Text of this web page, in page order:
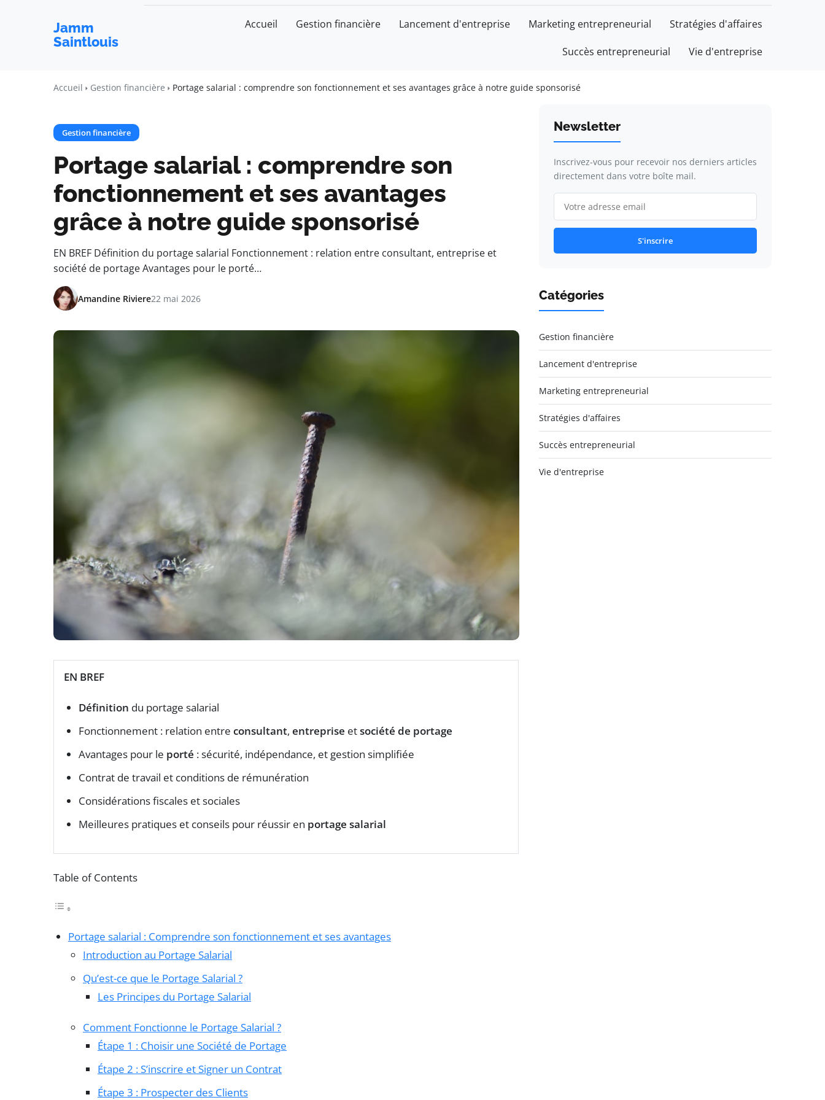
Jamm
Saintlouis
Accueil Gestion financière Lancement d'entreprise Marketing entrepreneurial Stratégies d'affaires
Succès entrepreneurial Vie d'entreprise
Accueil Gestion financière Portage salarial : comprendre son fonctionnement et ses avantages grâce à notre guide sponsorisé
Gestion financière
Portage salarial : comprendre son
fonctionnement et ses avantages
grâce à notre guide sponsorisé
EN BREF Définition du portage salarial Fonctionnement : relation entre consultant, entreprise et
société de portage Avantages pour le porté…
Amandine Riviere22 mai 2026
EN BREF
Définition du portage salarial
Fonctionnement : relation entre consultant, entreprise etsociété de portage
Avantages pour le porté : sécurité, indépendance, et gestion simplifiée
Contrat de travail et conditions de rémunération
Considérations fiscales et sociales
Meilleures pratiques et conseils pour réussir en portage salarial
Table of Contents
Portage salarial : Comprendre son fonctionnement et ses avantages
Introduction au Portage Salarial
Qu’est-ce que le Portage Salarial ?
Les Principes du Portage Salarial
Comment Fonctionne le Portage Salarial ?
Étape 1 : Choisir une Société de Portage
Étape 2 : S’inscrire et Signer un Contrat
Étape 3 : Prospecter des Clients
Newsletter
Inscrivez-vous pour recevoir nos derniers articles
directement dans votre boîte mail.
S'inscrire
Catégories
Gestion financière
Lancement d'entreprise
Marketing entrepreneurial
Stratégies d'affaires
Succès entrepreneurial
Vie d'entreprise